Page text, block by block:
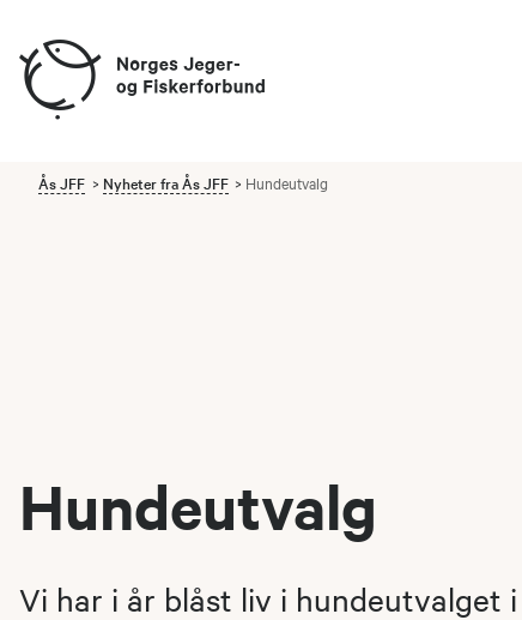
Ås JFF Nyheter fra Ås JFF Hundeutvalg
Hundeutvalg
Vi har i år blåst liv i hundeutvalget i